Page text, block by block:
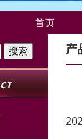
首页
产